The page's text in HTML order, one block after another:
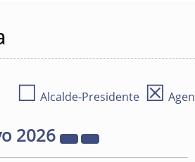
☐ Alcalde-Presidente ☒
2026